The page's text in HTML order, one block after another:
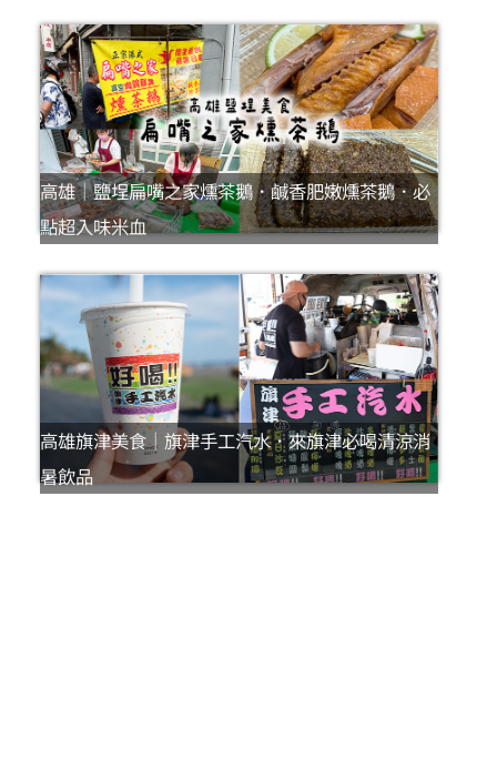
高雄｜鹽埕扁嘴之家燻茶鵝．鹹香肥嫩燻茶鵝．必
點超入味米血
高雄旗津美食｜旗津手工汽水．來旗津必喝清涼消
暑飲品